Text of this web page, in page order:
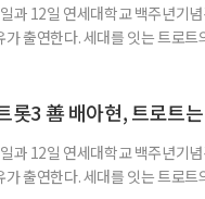
과 12일 연세대학교 백주년기
가 출연한다. 세대를 잇는 트로트
대를 보며 ‘나도 저렇게 노래하
롯3 善 배아현, 트로트
과 12일 연세대학교 백주년기
가 출연한다. 세대를 잇는 트로트